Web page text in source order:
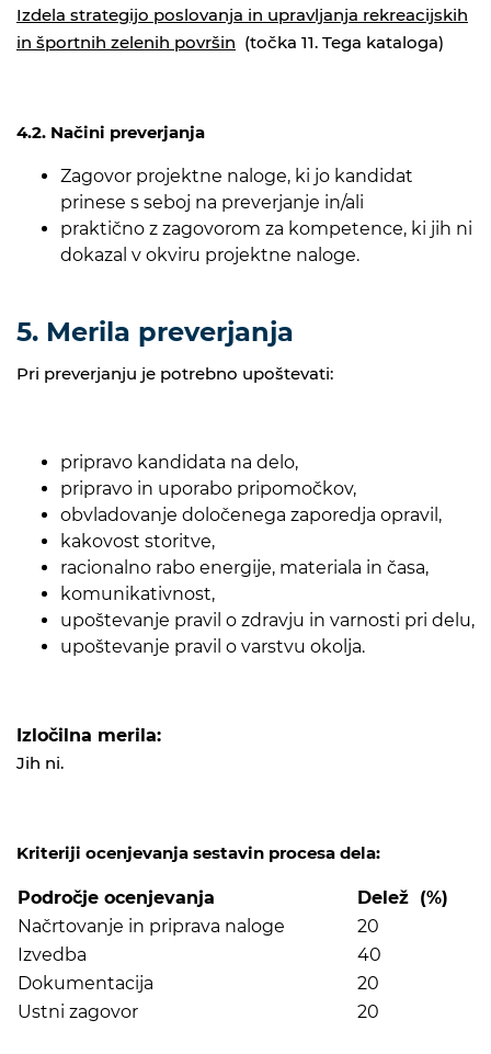
Izdela strategijo poslovanja in upravljanja rekreacijskih
in športnih zelenih površin (točka 11. Tega kataloga)
4.2. Načini preverjanja
Zagovor projektne naloge, ki jo kandidat
prinese s seboj na preverjanje in/ali
praktično z zagovorom za kompetence, ki jih ni
dokazal v okviru projektne naloge.
5. Merila preverjanja
Pri preverjanju je potrebno upoštevati:
pripravo kandidata na delo,
pripravo in uporabo pripomočkov,
obvladovanje določenega zaporedja opravil,
kakovost storitve,
racionalno rabo energije, materiala in časa,
komunikativnost,
upoštevanje pravil o zdravju in varnosti pri delu,
upoštevanje pravil o varstvu okolja.
Izločilna merila:
Jih ni.
Kriteriji ocenjevanja sestavin procesa dela:
Področje ocenjevanja
Delež (%)
Načrtovanje in priprava naloge
20
Izvedba
40
Dokumentacija
20
Ustni zagovor
20